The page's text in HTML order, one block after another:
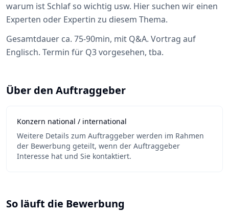
warum ist Schlaf so wichtig usw. Hier suchen wir einen
Experten oder Expertin zu diesem Thema.
Gesamtdauer ca. 75-90min, mit Q&A. Vortrag auf
Englisch. Termin für Q3 vorgesehen, tba.
Über den Auftraggeber
Konzern national / international
Weitere Details zum Auftraggeber werden im Rahmen
der Bewerbung geteilt, wenn der Auftraggeber
Interesse hat und Sie kontaktiert.
So läuft die Bewerbung